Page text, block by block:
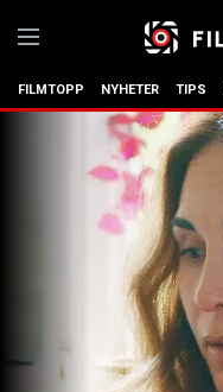
FILMTOPP NYHETER TIPS